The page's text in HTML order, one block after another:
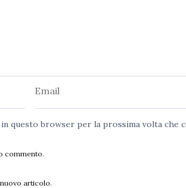
questo browser per la prossima volta che
commento.
articolo.